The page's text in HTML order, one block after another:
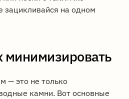
зацикливайся на одном
минимизировать
— это не только
камни. Вот основные